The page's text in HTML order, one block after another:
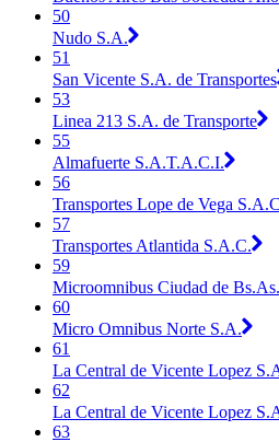
50
Nudo S.A.
51
San Vicente S.A. de Transportes
53
Linea 213 S.A. de Transporte
55
Almafuerte S.A.T.A.C.I.
56
Transportes Lope de Vega
57
Transportes Atlantida S.A.C.
59
Microomnibus Ciudad de
60
Micro Omnibus Norte S.A.
61
La Central de Vicente Lopez
62
La Central de Vicente Lopez
63